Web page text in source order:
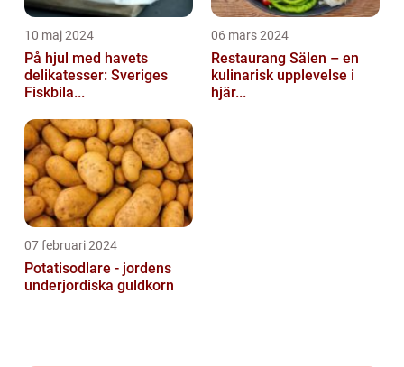
10 maj 2024
På hjul med havets
delikatesser: Sveriges
Fiskbila...
06 mars 2024
Restaurang Sälen – en
kulinarisk upplevelse i
hjär...
07 februari 2024
Potatisodlare - jordens
underjordiska guldkorn